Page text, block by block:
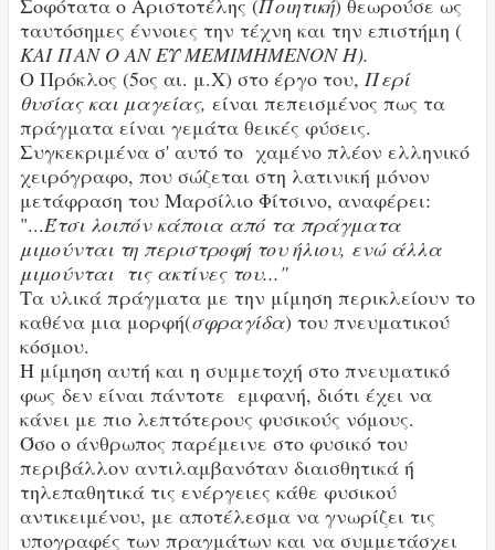
Σοφότατα ο Αριστοτέλης (Ποιητική) θεωρούσε ως
ταυτόσημες έννοιες την τέχνη και την επιστήμη (
ΚΑΙ ΠΑΝ Ο ΑΝ ΕΥ ΜΕΜΙΜΗΜΕΝΟΝ Η).
Ο Πρόκλος (5ος αι. μ.Χ) στο έργο του, Περί
θυσίας και μαγείας, είναι πεπεισμένος πως τα
πράγματα είναι γεμάτα θεικές φύσεις.
Συγκεκριμένα σ' αυτό το χαμένο πλέον ελληνικό
χειρόγραφο, που σώζεται στη λατινική μόνον
μετάφραση του Μαρσίλιο Φίτσινο, αναφέρει:
"...Έτσι λοιπόν κάποια από τα πράγματα
μιμούνται τη περιστροφή του ήλιου, ενώ άλλα
μιμούνται τις ακτίνες του..."
Τα υλικά πράγματα με την μίμηση περικλείουν το
καθένα μια μορφή(σφραγίδα) του πνευματικού
κόσμου.
Η μίμηση αυτή και η συμμετοχή στο πνευματικό
φως δεν είναι πάντοτε εμφανή, διότι έχει να
κάνει με πιο λεπτότερους φυσικούς νόμους.
Όσο ο άνθρωπος παρέμεινε στο φυσικό του
περιβάλλον αντιλαμβανόταν διαισθητικά ή
τηλεπαθητικά τις ενέργειες κάθε φυσικού
αντικειμένου, με αποτέλεσμα να γνωρίζει τις
υπογραφές των πραγμάτων και να συμμετάσχει